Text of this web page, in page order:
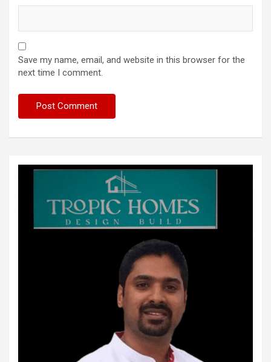
Save my name, email, and website in this browser for the
next time I comment.